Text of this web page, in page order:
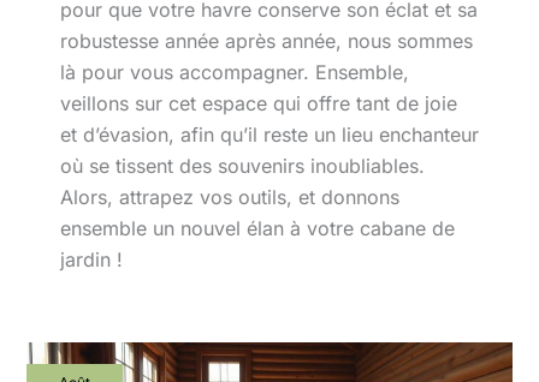
pour que votre havre conserve son éclat et sa
robustesse année après année, nous sommes
là pour vous accompagner. Ensemble,
veillons sur cet espace qui offre tant de joie
et d’évasion, afin qu’il reste un lieu enchanteur
où se tissent des souvenirs inoubliables.
Alors, attrapez vos outils, et donnons
ensemble un nouvel élan à votre cabane de
jardin !